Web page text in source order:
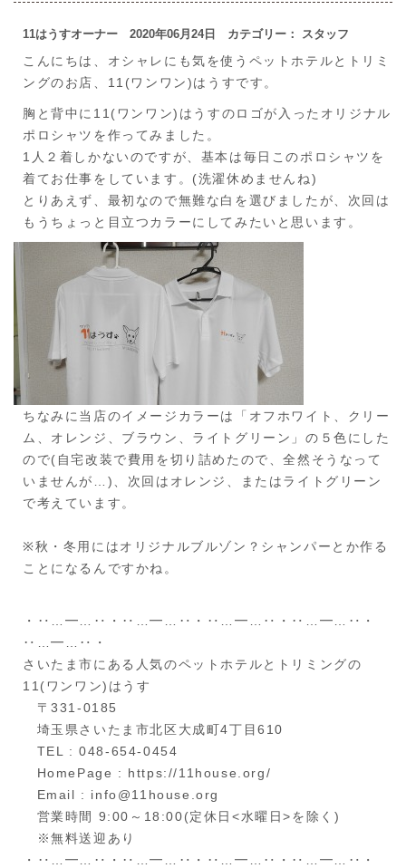
11はうすオーナー 2020年06月24日 カテゴリー： スタッフ
こんにちは、オシャレにも気を使うペットホテルとトリミ
ングのお店、11(ワンワン)はうすです。
胸と背中に11(ワンワン)はうすのロゴが入ったオリジナル
ポロシャツを作ってみました。
1人２着しかないのですが、基本は毎日このポロシャツを
着てお仕事をしています。(洗濯休めませんね)
とりあえず、最初なので無難な白を選びましたが、次回は
もうちょっと目立つカラーにしてみたいと思います。
ちなみに当店のイメージカラーは「オフホワイト、クリー
ム、オレンジ、ブラウン、ライトグリーン」の５色にした
ので(自宅改装で費用を切り詰めたので、全然そうなって
いませんが…)、次回はオレンジ、またはライトグリーン
で考えています。
※秋・冬用にはオリジナルブルゾン？シャンパーとか作る
ことになるんですかね。
・‥…━…‥・‥…━…‥・‥…━…‥・‥…━…‥・
‥…━…‥・
さいたま市にある人気のペットホテルとトリミングの
11(ワンワン)はうす
〒331-0185
埼玉県さいたま市北区大成町4丁目610
TEL : 048-654-0454
HomePage : https://11house.org/
Email : info@11house.org
営業時間 9:00～18:00(定休日<水曜日>を除く)
※無料送迎あり
・‥…━…‥・‥…━…‥・‥…━…‥・‥…━…‥・